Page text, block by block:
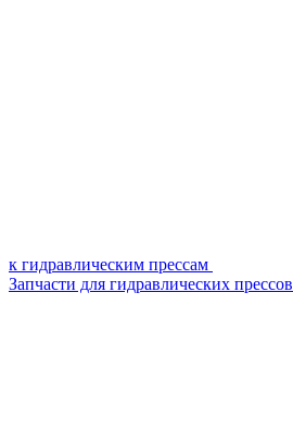
к гидравлическим прессам
Запчасти для гидравлических прессов